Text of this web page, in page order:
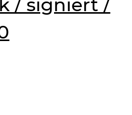
/ signiert /